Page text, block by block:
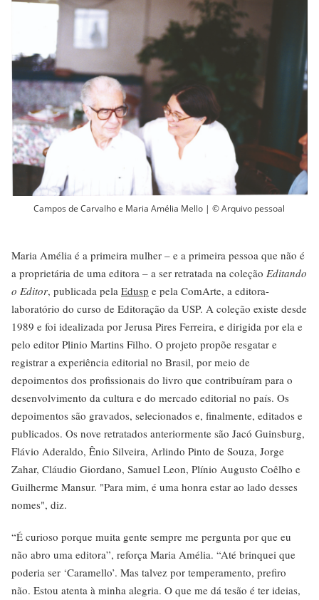
Campos de Carvalho e Maria Amélia Mello | © Arquivo pessoal
Maria Amélia é a primeira mulher – e a primeira pessoa que não é
a proprietária de uma editora – a ser retratada na coleção Editando
o Editor, publicada pela Edusp e pela ComArte, a editora-
laboratório do curso de Editoração da USP. A coleção existe desde
1989 e foi idealizada por Jerusa Pires Ferreira, e dirigida por ela e
pelo editor Plinio Martins Filho. O projeto propõe resgatar e
registrar a experiência editorial no Brasil, por meio de
depoimentos dos profissionais do livro que contribuíram para o
desenvolvimento da cultura e do mercado editorial no país. Os
depoimentos são gravados, selecionados e, finalmente, editados e
publicados. Os nove retratados anteriormente são Jacó Guinsburg,
Flávio Aderaldo, Ênio Silveira, Arlindo Pinto de Souza, Jorge
Zahar, Cláudio Giordano, Samuel Leon, Plínio Augusto Coêlho e
Guilherme Mansur. "Para mim, é uma honra estar ao lado desses
nomes", diz.
“É curioso porque muita gente sempre me pergunta por que eu
não abro uma editora”, reforça Maria Amélia. “Até brinquei que
poderia ser ‘Caramello’. Mas talvez por temperamento, prefiro
não. Estou atenta à minha alegria. O que me dá tesão é ter ideias,